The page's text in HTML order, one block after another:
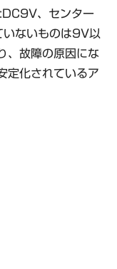
、センター
ないものは9V以
、故障の原因にな
定化されているア